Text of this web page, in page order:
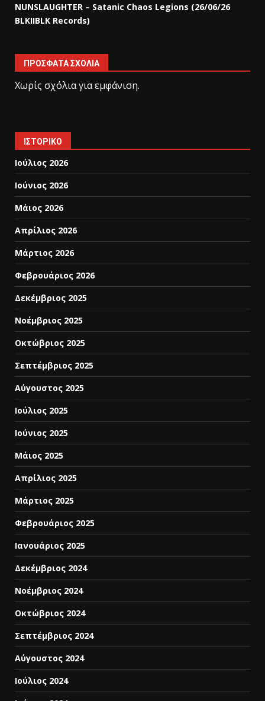
NUNSLAUGHTER – Satanic Chaos Legions (26/06/26
BLKIIBLK Records)
ΠΡΌΣΦΑΤΑ ΣΧΌΛΙΑ
Χωρίς σχόλια για εμφάνιση.
ΙΣΤΟΡΙΚΌ
Ιούλιος 2026
Ιούνιος 2026
Μάιος 2026
Απρίλιος 2026
Μάρτιος 2026
Φεβρουάριος 2026
Δεκέμβριος 2025
Νοέμβριος 2025
Οκτώβριος 2025
Σεπτέμβριος 2025
Αύγουστος 2025
Ιούλιος 2025
Ιούνιος 2025
Μάιος 2025
Απρίλιος 2025
Μάρτιος 2025
Φεβρουάριος 2025
Ιανουάριος 2025
Δεκέμβριος 2024
Νοέμβριος 2024
Οκτώβριος 2024
Σεπτέμβριος 2024
Αύγουστος 2024
Ιούλιος 2024